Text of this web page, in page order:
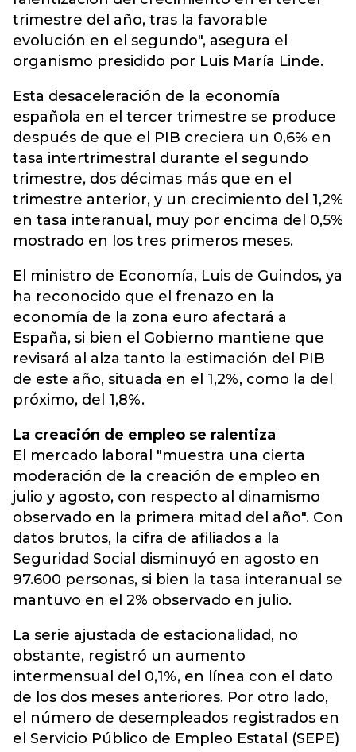
trimestre del año, tras la favorable
evolución en el segundo", asegura el
organismo presidido por Luis María Linde.
Esta desaceleración de la economía
española en el tercer trimestre se produce
después de que el PIB creciera un 0,6% en
tasa intertrimestral durante el segundo
trimestre, dos décimas más que en el
trimestre anterior, y un crecimiento del 1,2%
en tasa interanual, muy por encima del 0,5%
mostrado en los tres primeros meses.
El ministro de Economía, Luis de Guindos, ya
ha reconocido que el frenazo en la
economía de la zona euro afectará a
España, si bien el Gobierno mantiene que
revisará al alza tanto la estimación del PIB
de este año, situada en el 1,2%, como la del
próximo, del 1,8%.
La creación de empleo se ralentiza
El mercado laboral "muestra una cierta
moderación de la creación de empleo en
julio y agosto, con respecto al dinamismo
observado en la primera mitad del año". Con
datos brutos, la cifra de afiliados a la
Seguridad Social disminuyó en agosto en
97.600 personas, si bien la tasa interanual se
mantuvo en el 2% observado en julio.
La serie ajustada de estacionalidad, no
obstante, registró un aumento
intermensual del 0,1%, en línea con el dato
de los dos meses anteriores. Por otro lado,
el número de desempleados registrados en
el Servicio Público de Empleo Estatal (SEPE)